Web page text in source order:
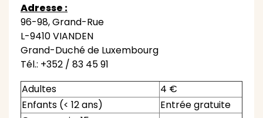
Adresse :
96-98, Grand-Rue
L-9410 VIANDEN
Grand-Duché de Luxembourg
Tél.: +352 / 83 45 91
Adultes
4 €
Enfants (< 12 ans)
Entrée gratuite